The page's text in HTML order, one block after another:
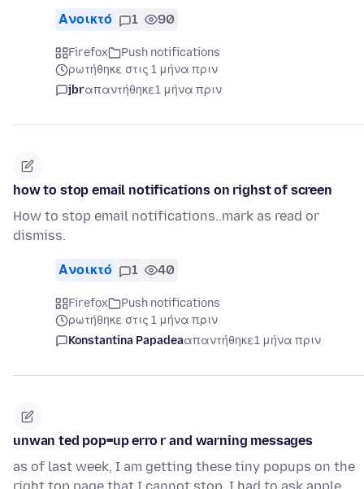
Ανοικτό 1 90
Firefox
Push notifications
ρωτήθηκε στις 1 μήνα πριν
jbrαπαντήθηκε1 μήνα πριν
how to stop email notifications on righst of screen
How to stop email notifications..mark as read or
dismiss.
Ανοικτό 1 40
Firefox
Push notifications
ρωτήθηκε στις 1 μήνα πριν
Konstantina Papadeaαπαντήθηκε1 μήνα πριν
unwan ted pop=up erro r and warning messages
as of last week, I am getting these tiny popups on the